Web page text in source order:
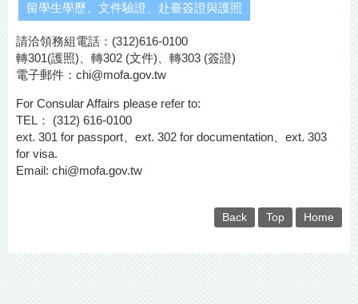
留學生學歷、文件驗證、赴臺簽證與護照
請洽領務組電話：(312)616-0100
轉301(護照)、轉302 (文件)、轉303 (簽證)
電子郵件： chi@mofa.gov.tw
For Consular Affairs please refer to:
TEL： (312) 616-0100
ext. 301 for passport、ext. 302 for documentation、ext. 303
for visa.
Email: chi@mofa.gov.tw
Back Top Home